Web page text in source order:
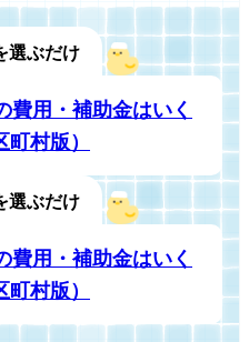
選ぶだけ
費用・補助金はいく
町村版）
選ぶだけ
費用・補助金はいく
町村版）